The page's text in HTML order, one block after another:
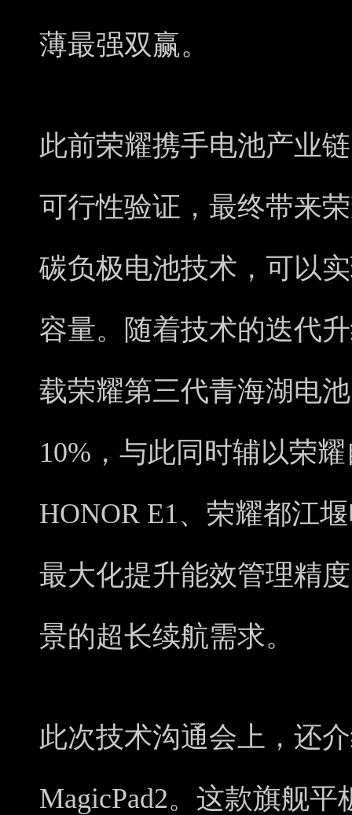
薄最强双赢。
此前荣耀携手电池产业
可行性验证，最终带来
碳负极电池技术，可以
容量。随着技术的迭代
载荣耀第三代青海湖电
10%，与此同时辅以荣
HONOR E1、荣耀都江
最大化提升能效管理精
景的超长续航需求。
此次技术沟通会上，还
MagicPad2。这款旗舰